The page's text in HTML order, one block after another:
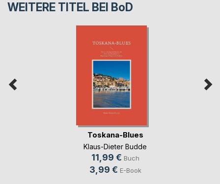
WEITERE TITEL BEI BoD
Toskana-Blues
Klaus-Dieter Budde
11,99 € Buch
3,99 € E-Book